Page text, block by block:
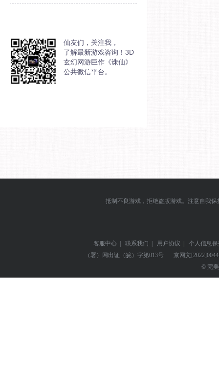
仙友们，关注我，
了解最新游戏咨询！3D
玄幻网游巨作《诛仙》
公共微信平台。
抵制不良游戏，拒绝盗版游戏。注意自我
客服中心 | 联系我们 | 用户协议 |
个人信息
（署）网出证（皖）字第013号
京网文
© 完美